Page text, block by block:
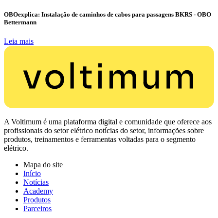
OBOexplica: Instalação de caminhos de cabos para passagens BKRS - OBO
Bettermann
Leia mais
A Voltimum é uma plataforma digital e comunidade que oferece aos
profissionais do setor elétrico notícias do setor, informações sobre
produtos, treinamentos e ferramentas voltadas para o segmento
elétrico.
Mapa do site
Início
Notícias
Academy
Produtos
Parceiros